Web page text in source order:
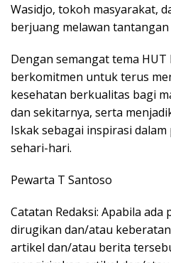
Wasidjo, tokoh masyarakat,
berjuang melawan tantangan
Dengan semangat tema HUT
berkomitmen untuk terus
kesehatan berkualitas bagi
dan sekitarnya, serta
Iskak sebagai inspirasi
sehari-hari.
Pewarta T Santoso
Catatan Redaksi: Apabila ada
dirugikan dan/atau
artikel dan/atau berita